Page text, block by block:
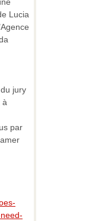
Lucia
jury
à
par